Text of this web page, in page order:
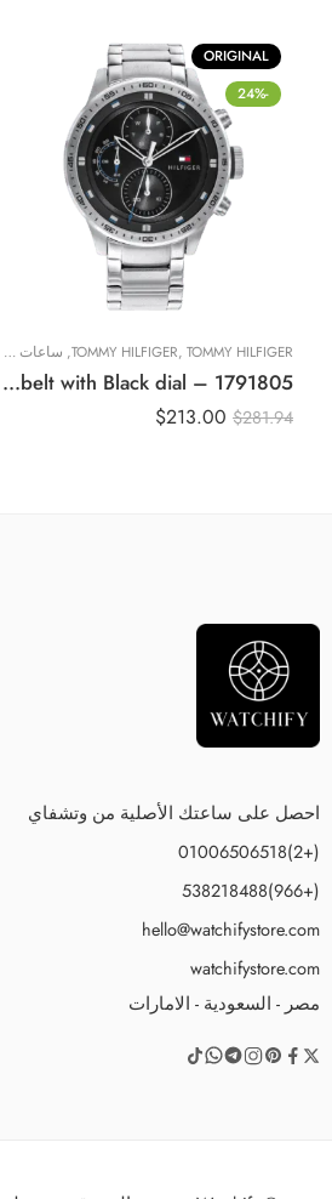
ORIGINAL
-24%
TOMMY HILFIGER, TOMMY HILFIGER
, ساعات رجالية
Original Tommy Hilfiger Men’s TRENT Round Shape Stainless Steel Analog Wrist Watch 46 mm – Silver metal belt with Black dial – 1791805
$281.94
$213.00
احصل على ساعتك الأصلية من وتشفاي
(+2)01006506518
(+966)538218488
hello@watchifystore.com
watchifystore.com
مصر - السعودية - الامارات